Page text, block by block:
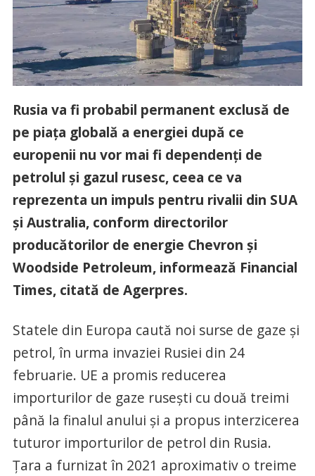
Rusia va fi probabil permanent exclusă de
pe piaţa globală a energiei după ce
europenii nu vor mai fi dependenţi de
petrolul şi gazul rusesc, ceea ce va
reprezenta un impuls pentru rivalii din SUA
şi Australia, conform directorilor
producătorilor de energie Chevron şi
Woodside Petroleum, informează Financial
Times, citată de Agerpres.
Statele din Europa caută noi surse de gaze şi
petrol, în urma invaziei Rusiei din 24
februarie. UE a promis reducerea
importurilor de gaze ruseşti cu două treimi
până la finalul anului şi a propus interzicerea
tuturor importurilor de petrol din Rusia.
Ţara a furnizat în 2021 aproximativ o treime